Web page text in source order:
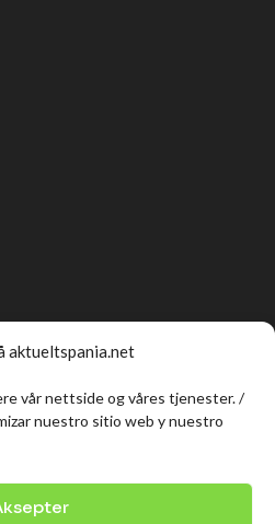
aktueltspania.net
vår nettside og våres tjenester. /
nuestro sitio web y nuestro